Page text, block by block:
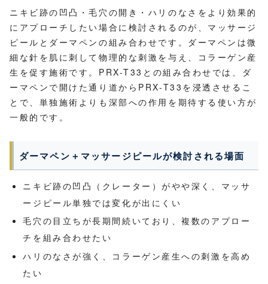
ニキビ跡の凹凸・毛穴の開き・ハリのなさをより効果的
にアプローチしたい場合に検討されるのが、マッサージ
ピールとダーマペンの組み合わせです。ダーマペンは微
細な針を肌に刺して物理的な刺激を与え、コラーゲン産
生を促す施術です。PRX-T33との組み合わせでは、ダ
ーマペンで開けた通り道からPRX-T33を浸透させるこ
とで、単独施術よりも深部への作用を期待する使い方が
一般的です。
ダーマペン＋マッサージピールが検討される場面
ニキビ跡の凹凸（クレーター）がやや深く、マッサ
ージピール単独では変化が出にくい
毛穴の目立ちが長期間続いており、複数のアプロー
チを組み合わせたい
ハリのなさが強く、コラーゲン産生への刺激を高め
たい